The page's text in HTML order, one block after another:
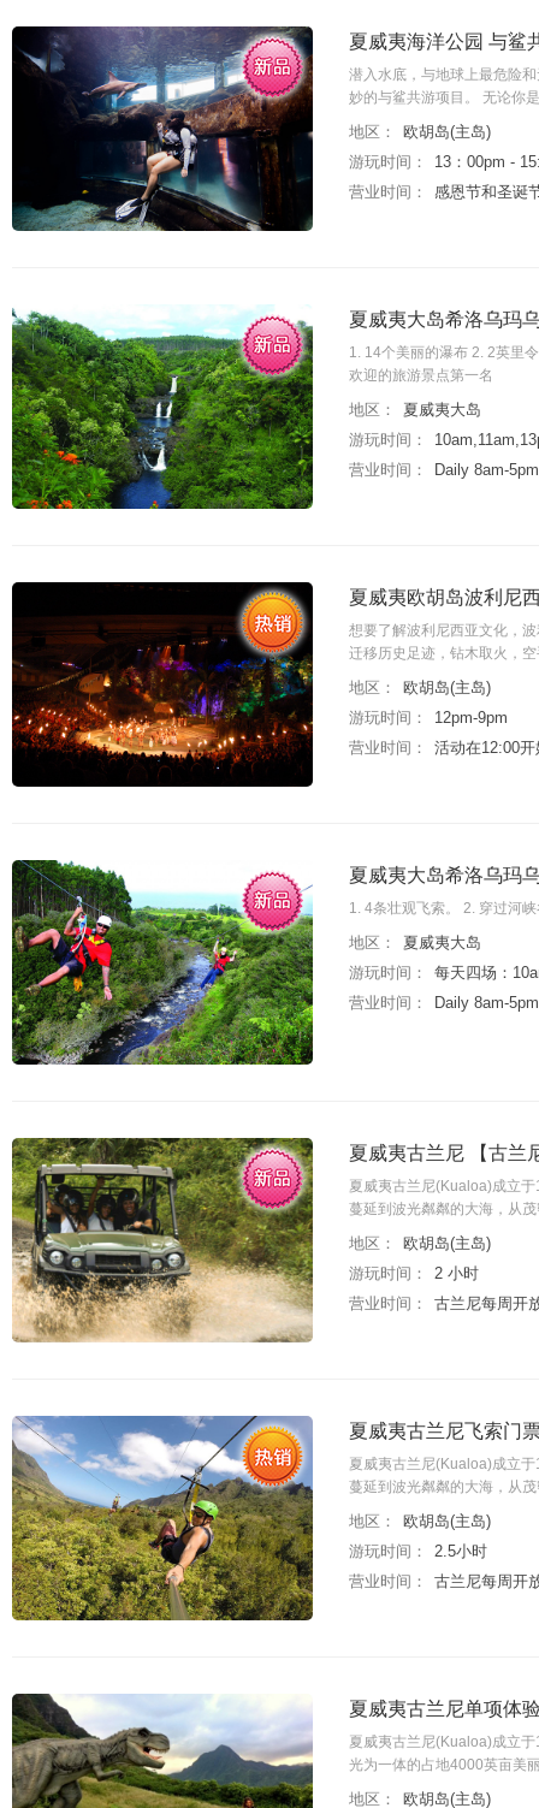
夏威夷海洋公园 与鲨
潜入水底，与地球上最危险
妙的与鲨共游项目。 无论你
地区：
欧胡岛(主岛)
游玩时间：
13：00pm -
营业时间：
感恩节和圣诞
夏威夷大岛希洛乌玛
1. 14个美丽的瀑布 2. 2英里
欢迎的旅游景点第一名
地区：
夏威夷大岛
游玩时间：
营业时间：
Daily 8am-5pm
夏威夷欧胡岛波利尼
想要了解波利尼西亚文化，
迁移历史足迹，钻木取火，
地区：
欧胡岛(主岛)
游玩时间：
12pm-9pm
营业时间：
活动在12:00
夏威夷大岛希洛乌玛
1. 4条壮观飞索。 2. 穿过河
地区：
夏威夷大岛
游玩时间：
每天四场：
营业时间：
Daily 8am-5pm
夏威夷古兰尼 【古兰
夏威夷古兰尼(Kualoa)成立
蔓延到波光粼粼的大海，从
地区：
欧胡岛(主岛)
游玩时间：
2 小时
营业时间：
古兰尼每周开
夏威夷古兰尼飞索门
夏威夷古兰尼(Kualoa)成立
蔓延到波光粼粼的大海，从
地区：
欧胡岛(主岛)
游玩时间：
2.5小时
营业时间：
古兰尼每周开
夏威夷古兰尼单项体
夏威夷古兰尼(Kualoa)成立
光为一体的占地4000英亩美
地区： 欧胡岛(主岛)